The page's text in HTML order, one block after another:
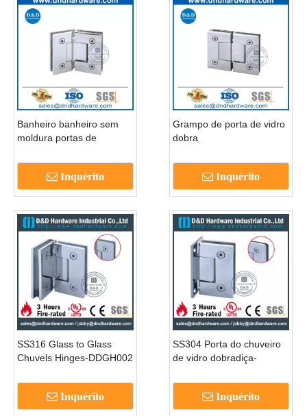
Banheiro banheiro sem
moldura portas de
porta de vidro-ddgh003
Inquérito
Grampo de porta de vidro
dobra
Inquérito
SS316 Glass to Glass
Chuvels Hinges-DDGH002
Inquérito
SS304 Porta do chuveiro
de vidro dobradiça-
Inquérito